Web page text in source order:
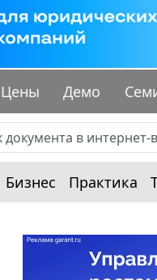
Цены Демо
Бизнес Практика